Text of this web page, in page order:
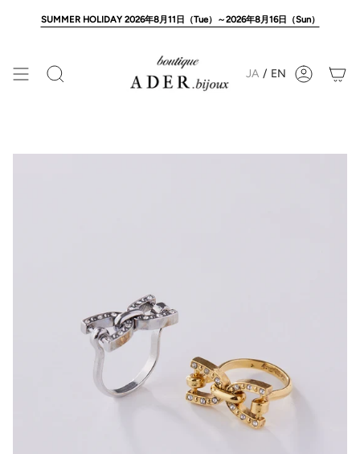
SUMMER HOLIDAY 2026年8月11日（Tue）～2026年8月16日（Sun）
Search JA / EN Account